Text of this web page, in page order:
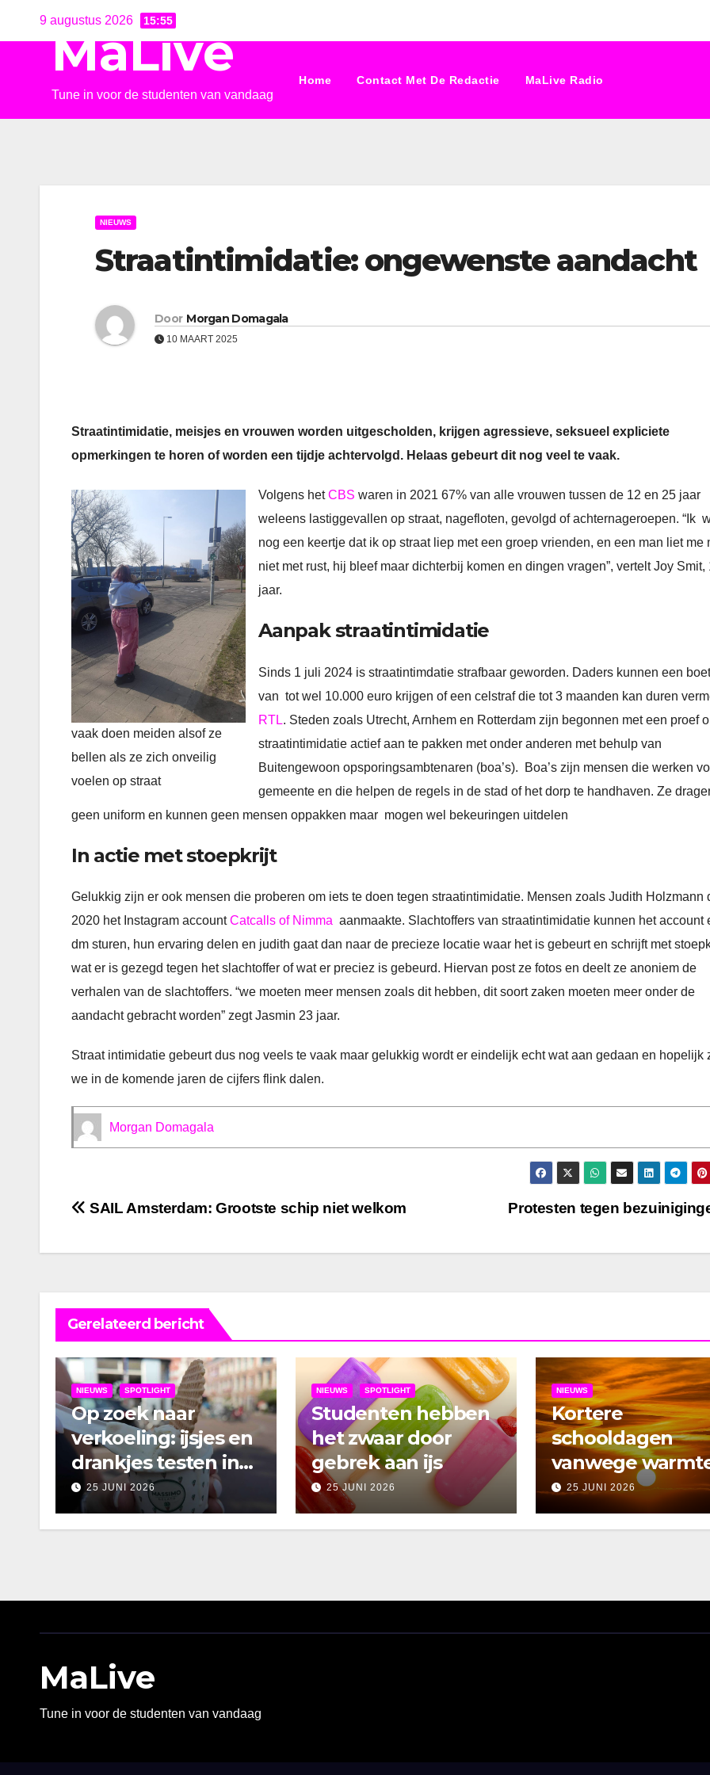
9 augustus 2026 15:55
MaLive
Tune in voor de studenten van vandaag
Home Contact Met De Redactie MaLive Radio
NIEUWS
Straatintimidatie: ongewenste aandacht
Door Morgan Domagala
10 MAART 2025
Straatintimidatie, meisjes en vrouwen worden uitgescholden, krijgen agressieve, seksueel expliciete
opmerkingen te horen of worden een tijdje achtervolgd. Helaas gebeurt dit nog veel te vaak.
vaak doen meiden alsof ze
bellen als ze zich onveilig
voelen op straat
Volgens hetCBS waren in 2021 67% van alle vrouwen tussen de 12 en 25 jaar
weleens lastiggevallen op straat, nagefloten, gevolgd of achternageroepen. “Ik
nog een keertje dat ik op straat liep met een groep vrienden, en een man liet me
niet met rust, hij bleef maar dichterbij komen en dingen vragen”, vertelt Joy Smit,
jaar.
Aanpak straatintimidatie
Sinds 1 juli 2024 is straatintimdatie strafbaar geworden. Daders kunnen een
van tot wel 10.000 euro krijgen of een celstraf die tot 3 maanden kan duren
RTL. Steden zoals Utrecht, Arnhem en Rotterdam zijn begonnen met een proef
straatintimidatie actief aan te pakken met onder anderen met behulp van
Buitengewoon opsporingsambtenaren (boa’s). Boa’s zijn mensen die werken
gemeente en die helpen de regels in de stad of het dorp te handhaven. Ze
geen uniform en kunnen geen mensen oppakken maar mogen wel bekeuringen uitdelen
In actie met stoepkrijt
Gelukkig zijn er ook mensen die proberen om iets te doen tegen straatintimidatie. Mensen zoals Judith Holzmann
2020 het Instagram accountCatcalls of Nimma aanmaakte. Slachtoffers van straatintimidatie kunnen het account
dm sturen, hun ervaring delen en judith gaat dan naar de precieze locatie waar het is gebeurt en schrijft met
wat er is gezegd tegen het slachtoffer of wat er preciez is gebeurd. Hiervan post ze fotos en deelt ze anoniem de
verhalen van de slachtoffers. “we moeten meer mensen zoals dit hebben, dit soort zaken moeten meer onder de
aandacht gebracht worden” zegt Jasmin 23 jaar.
Straat intimidatie gebeurt dus nog veels te vaak maar gelukkig wordt er eindelijk echt wat aan gedaan en hopelijk
we in de komende jaren de cijfers flink dalen.
Morgan Domagala
Bericht
navigatie
Protesten tegen
SAIL Amsterdam: Grootste schip niet welkom
Gerelateerd bericht
NIEUWS SPOTLIGHT
Op zoek naar
verkoeling: ijsjes en
drankjes testen in
Amsterdam
25 JUNI 2026
NIEUWS SPOTLIGHT
Studenten hebben
het zwaar door
gebrek aan ijs
25 JUNI 2026
NIEUWS
Kortere
schooldagen
vanwege
25 JUNI 2026
MaLive
Tune in voor de studenten van vandaag